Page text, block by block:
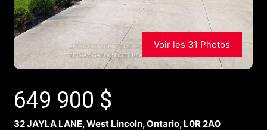
Voir les 31 Photos
649 900 $
32 JAYLA LANE, West Lincoln, Ontario, L0R 2A0